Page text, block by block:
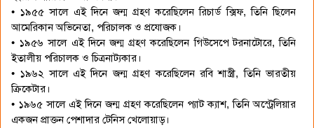
• ১৯৫৫ সালে এই দিনে জন্ম গ্রহণ করেছিলেন রিচার্ড ক্সিফ, তিনি ছিলেন
আমেরিকান অভিনেতা, পরিচালক ও প্রযোজক।
• ১৯৫৬ সালে এই দিনে জন্ম গ্রহণ করেছিলেন গিউসেপে টরনাটোরে, তিনি
ইতালীয় পরিচালক ও চিত্রনাট্যকার।
• ১৯৬২ সালে এই দিনে জন্ম গ্রহণ করেছিলেন রবি শাস্ত্রী, তিনি ভারতীয়
ক্রিকেটার।
• ১৯৬৫ সালে এই দিনে জন্ম গ্রহণ করেছিলেন প্যাট ক্যাশ, তিনি অস্ট্রেলিয়ার
একজন প্রাক্তন পেশাদার টেনিস খেলোয়াড়।